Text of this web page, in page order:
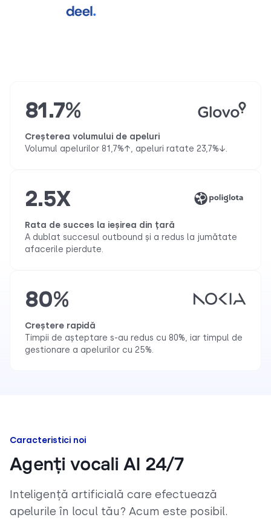
81.7%
Creșterea volumului de apeluri
Volumul apelurilor 81,7%↑, apeluri ratate 23,7%↓.
2.5X
Rata de succes la ieșirea din țară
A dublat succesul outbound și a redus la jumătate
afacerile pierdute.
80%
Creștere rapidă
Timpii de așteptare s-au redus cu 80%, iar timpul de
gestionare a apelurilor cu 25%.
Caracteristici noi
Agenți vocali AI 24/7
Inteligență artificială care efectuează
apelurile în locul tău? Acum este posibil.